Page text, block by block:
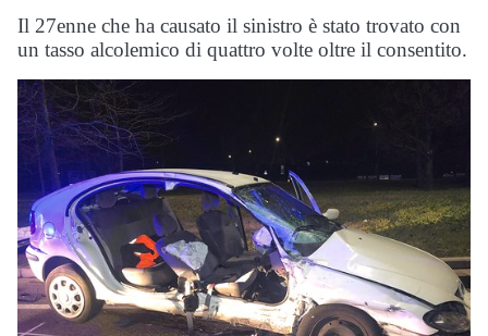
Il 27enne che ha causato il sinistro è stato trovato con
un tasso alcolemico di quattro volte oltre il consentito.